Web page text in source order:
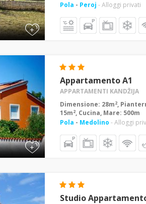
+
Pola - Peroj - Alloggi privati
+
Appartamento A1
APPARTAMENTI KANDŽIJA
Dimensione: 28m2,
15m2, Cucina, Mare: 500m
Pola - Medolino - Alloggi
Studio